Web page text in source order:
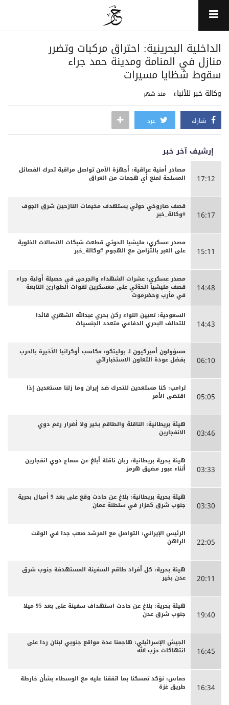
الداخلية البحرينية: احتراق مركبات وتضرر
منازل في المنامة ومدينة حمد جراء
سقوط شظايا مسيرات
وكالة خبر للأنباء منذ شهر
شارك غرد
إرشيف آخر خبر
17:12
مصادر أمنية عراقية: أجهزة الأمن تواصل مراقبة تحرك الفصائل
المسلحة لمنع أي هجمات من العراق
16:17
قصف صاروخي حوثي يستهدف مخيمات النازحين شرق الجوف
#وكالة_خبر
15:11
مصدر عسكري: مليشيا الحوثي قطعت شبكات الاتصالات الخلوية
على العبر بالتزامن مع الهجوم #وكالة_خبر
14:48
مصدر عسكري: عشرات الشهداء والجرحى ‏في حصيلة أولية جراء
قصف مليشيا الحةثي على معسكرين لقوات الطوارئ التابعة
في مأرب وحضرموت
14:43
السعودية: تعيين اللواء ركن بحري عبدالله الشهري قائدا
للتحالف البحري الدفاعي متعدد الجنسيات
06:10
مسؤولون أميركيون لـ بوليتكو: مكاسب أوكرانيا الأخيرة بالحرب
بفضل عودة التعاون الاستخباراتي
05:05
ترامب: كنا مستعدين للتحرك ضد إيران وما زلنا مستعدين إذا
اقتضى الأمر
03:46
هيئة بريطانية: الناقلة والطاقم بخير ولا أضرار رغم دوي
الانفجارين
03:33
هيئة بحرية بريطانية: ربان ناقلة أبلغ عن سماع دوي انفجارين
أثناء عبور مضيق هرمز
03:30
هيئة بحرية بريطانية: بلاغ عن حادث وقع على بعد 9 أميال بحرية
جنوب شرق كمزار في سلطنة عمان
22:05
الرئيس الإيراني: التواصل مع المرشد صعب جدا في الوقت
الراهن
20:11
هيئة بحرية: كل أفراد طاقم السفينة المستهدفة جنوب شرق
عدن بخير
19:40
هيئة بحرية: بلاغ عن حادث استهداف سفينة على بعد 95 ميلا
جنوب شرق عدن
16:45
الجيش الإسرائيلي: هاجمنا عدة مواقع جنوبي لبنان ردا على
انتهاكات حزب الله
16:34
حماس: نؤكد تمسكنا بما اتفقنا عليه مع الوسطاء بشأن خارطة
طريق غزة